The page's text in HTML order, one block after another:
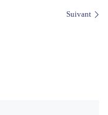
Suivant